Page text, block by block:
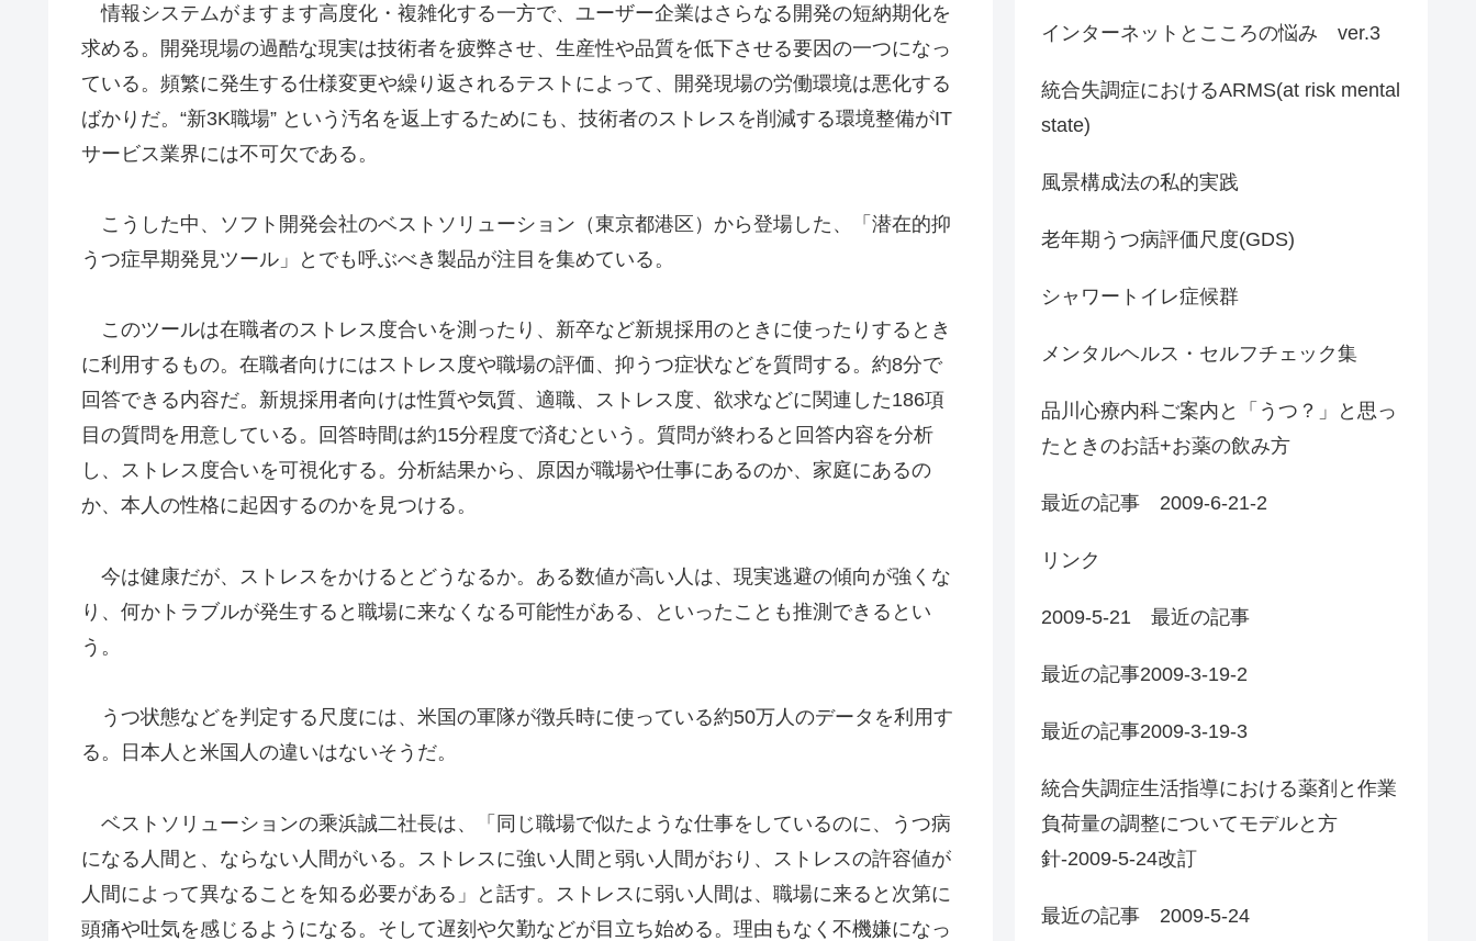
情報システムがますます高度化・複雑化する一方で、ユーザー企業はさらなる開発の短納期化を
求める。開発現場の過酷な現実は技術者を疲弊させ、生産性や品質を低下させる要因の一つになっ
ている。頻繁に発生する仕様変更や繰り返されるテストによって、開発現場の労働環境は悪化する
ばかりだ。“新3K職場” という汚名を返上するためにも、技術者のストレスを削減する環境整備がIT
サービス業界には不可欠である。
こうした中、ソフト開発会社のベストソリューション（東京都港区）から登場した、「潜在的抑
うつ症早期発見ツール」とでも呼ぶべき製品が注目を集めている。
このツールは在職者のストレス度合いを測ったり、新卒など新規採用のときに使ったりするとき
に利用するもの。在職者向けにはストレス度や職場の評価、抑うつ症状などを質問する。約8分で
回答できる内容だ。新規採用者向けは性質や気質、適職、ストレス度、欲求などに関連した186項
目の質問を用意している。回答時間は約15分程度で済むという。質問が終わると回答内容を分析
し、ストレス度合いを可視化する。分析結果から、原因が職場や仕事にあるのか、家庭にあるの
か、本人の性格に起因するのかを見つける。
今は健康だが、ストレスをかけるとどうなるか。ある数値が高い人は、現実逃避の傾向が強くな
り、何かトラブルが発生すると職場に来なくなる可能性がある、といったことも推測できるとい
う。
うつ状態などを判定する尺度には、米国の軍隊が徴兵時に使っている約50万人のデータを利用す
る。日本人と米国人の違いはないそうだ。
ベストソリューションの乘浜誠二社長は、「同じ職場で似たような仕事をしているのに、うつ病
になる人間と、ならない人間がいる。ストレスに強い人間と弱い人間がおり、ストレスの許容値が
人間によって異なることを知る必要がある」と話す。ストレスに弱い人間は、職場に来ると次第に
頭痛や吐気を感じるようになる。そして遅刻や欠勤などが目立ち始める。理由もなく不機嫌になっ
インターネットとこころの悩み ver.3
統合失調症におけるARMS(at risk mental
state)
風景構成法の私的実践
老年期うつ病評価尺度(GDS)
シャワートイレ症候群
メンタルヘルス・セルフチェック集
品川心療内科ご案内と「うつ？」と思っ
たときのお話+お薬の飲み方
最近の記事 2009-6-21-2
リンク
2009-5-21 最近の記事
最近の記事2009-3-19-2
最近の記事2009-3-19-3
統合失調症生活指導における薬剤と作業
負荷量の調整についてモデルと方
針-2009-5-24改訂
最近の記事 2009-5-24